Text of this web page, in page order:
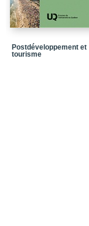
Postdéveloppement et
tourisme